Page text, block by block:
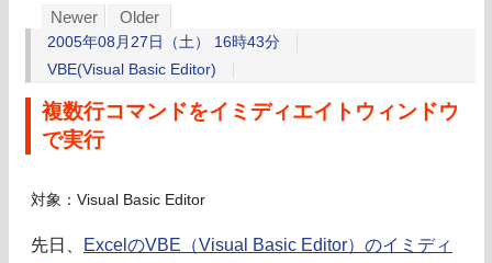
Newer Older
2005年08月27日（土） 16時43分
VBE(Visual Basic Editor)
複数行コマンドをイミディエイトウィンドウ
で実行
対象：Visual Basic Editor
先日、
ExcelのVBE（Visual Basic Editor）のイミディ